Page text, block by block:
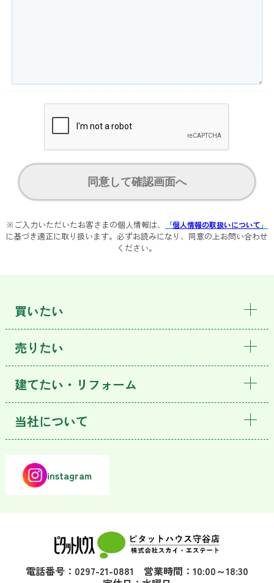
同意して確認画面へ
※ご入力いただいたお客さまの個人情報は、 「個人情報の取扱いについて 」
に基づき適正に取り扱います。必ずお読みになり、同意の上お問い合わせ
ください。
買いたい
売りたい
建てたい・リフォーム
当社について
instagram
電話番号：0297-21-0881 営業時間：10:00～18:30